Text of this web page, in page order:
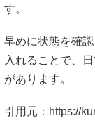
す。
早めに状態を確
入れることで、
があります。
引用元： https://